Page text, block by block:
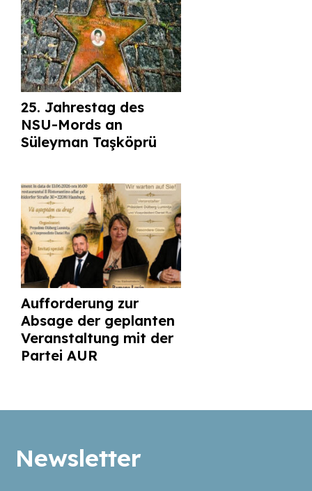
25. Jahrestag des
NSU-Mords an
Süleyman Taşköprü
Aufforderung zur
Absage der geplanten
Veranstaltung mit der
Partei AUR
Newsletter